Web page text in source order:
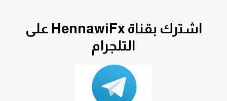
اشترك بقناة HennawiFx على
التلجرام